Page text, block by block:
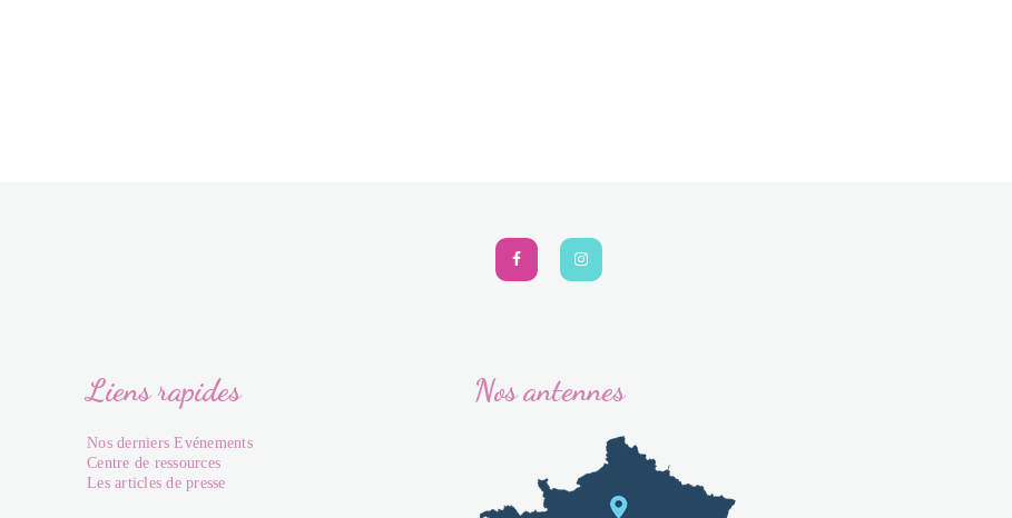
Liens rapides
Nos derniers Evénements
Centre de ressources
Les articles de presse
Nos antennes